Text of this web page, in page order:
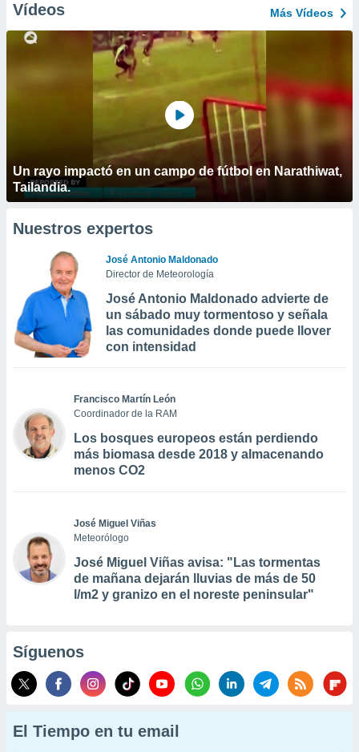
Vídeos Más Vídeos
Un rayo impactó en un campo de fútbol en Narathiwat,
Tailandia.
Nuestros expertos
José Antonio Maldonado
Director de Meteorología
José Antonio Maldonado advierte de
un sábado muy tormentoso y señala
las comunidades donde puede llover
con intensidad
Francisco Martín León
Coordinador de la RAM
Los bosques europeos están perdiendo
más biomasa desde 2018 y almacenando
menos CO2
José Miguel Viñas
Meteorólogo
José Miguel Viñas avisa: "Las tormentas
de mañana dejarán lluvias de más de 50
l/m2 y granizo en el noreste peninsular"
Síguenos
El Tiempo en tu email